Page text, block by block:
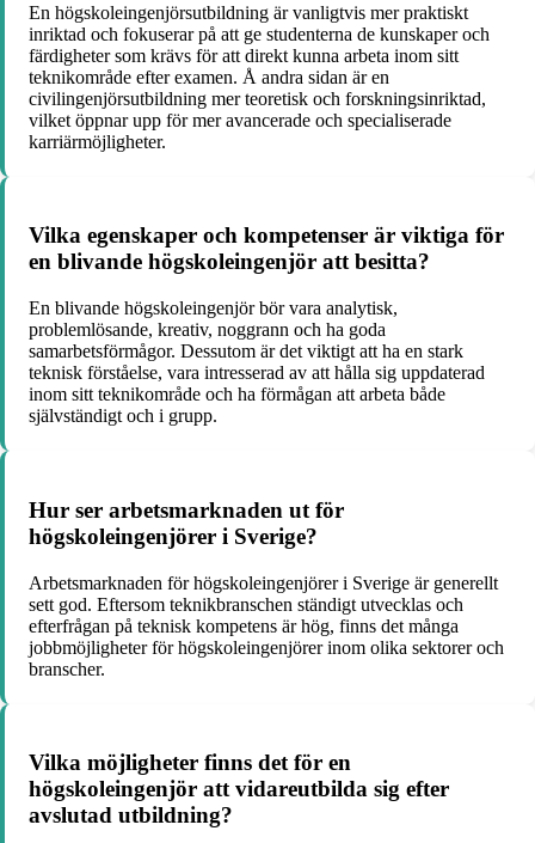
En högskoleingenjörsutbildning är vanligtvis mer praktiskt
inriktad och fokuserar på att ge studenterna de kunskaper och
färdigheter som krävs för att direkt kunna arbeta inom sitt
teknikområde efter examen. Å andra sidan är en
civilingenjörsutbildning mer teoretisk och forskningsinriktad,
vilket öppnar upp för mer avancerade och specialiserade
karriärmöjligheter.
Vilka egenskaper och kompetenser är viktiga för
en blivande högskoleingenjör att besitta?
En blivande högskoleingenjör bör vara analytisk,
problemlösande, kreativ, noggrann och ha goda
samarbetsförmågor. Dessutom är det viktigt att ha en stark
teknisk förståelse, vara intresserad av att hålla sig uppdaterad
inom sitt teknikområde och ha förmågan att arbeta både
självständigt och i grupp.
Hur ser arbetsmarknaden ut för
högskoleingenjörer i Sverige?
Arbetsmarknaden för högskoleingenjörer i Sverige är generellt
sett god. Eftersom teknikbranschen ständigt utvecklas och
efterfrågan på teknisk kompetens är hög, finns det många
jobbmöjligheter för högskoleingenjörer inom olika sektorer och
branscher.
Vilka möjligheter finns det för en
högskoleingenjör att vidareutbilda sig efter
avslutad utbildning?